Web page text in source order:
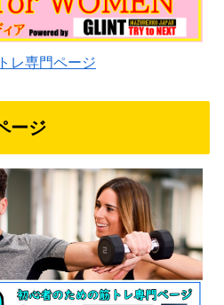
レ専門ページ
ージ